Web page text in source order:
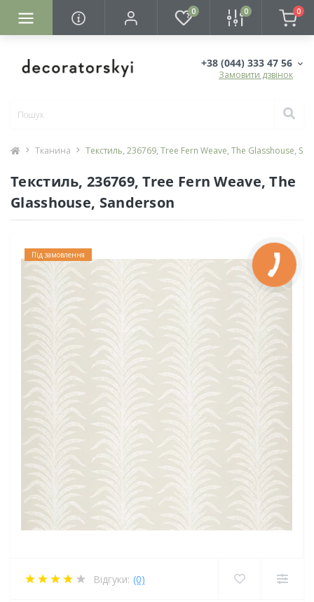
0 0 0
+38 (044) 333 47 56
Замовити дзвінок
Тканина Текстиль, 236769, Tree Fern Weave, The Glasshouse,
Текстиль, 236769, Tree Fern Weave, The
Glasshouse, Sanderson
Під замовлення
Відгуки: (0)